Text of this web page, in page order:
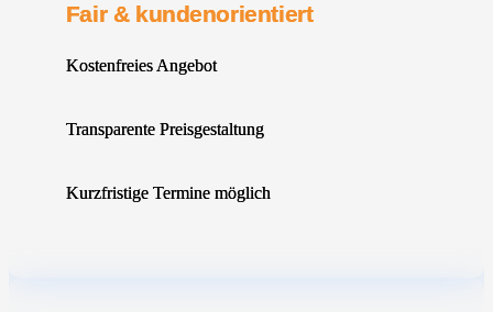
Fair & kundenorientiert
Kostenfreies Angebot
Transparente Preisgestaltung
Kurzfristige Termine möglich